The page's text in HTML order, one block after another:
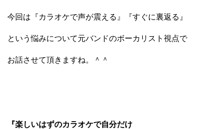
今回は『カラオケで声が震える』『すぐに裏返る』
という悩みについて元バンドのボーカリスト視点で
お話させて頂きますね。＾＾
『楽しいはずのカラオケで自分だけ